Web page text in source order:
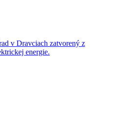
v Dravciach zatvorený z
energie.